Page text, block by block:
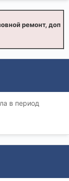
ремонт, доп
в период